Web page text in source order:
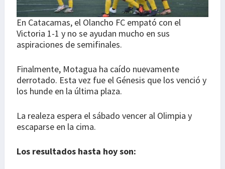
En Catacamas, el Olancho FC empató con el
Victoria 1-1 y no se ayudan mucho en sus
aspiraciones de semifinales.
Finalmente, Motagua ha caído nuevamente
derrotado. Esta vez fue el Génesis que los venció y
los hunde en la última plaza.
La realeza espera el sábado vencer al Olimpia y
escaparse en la cima.
Los resultados hasta hoy son: